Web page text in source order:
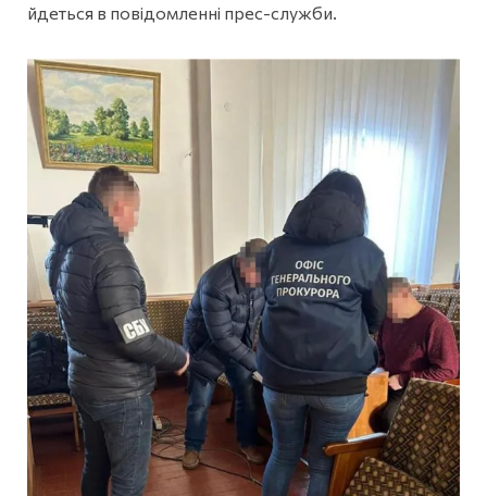
йдеться в повідомленні прес-служби.